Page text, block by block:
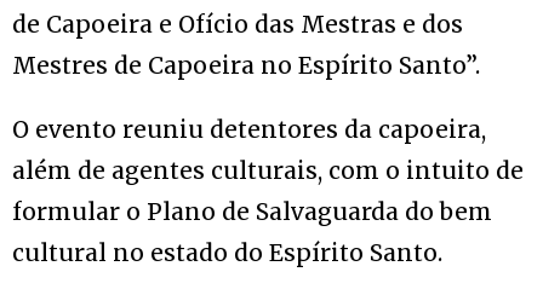
de Capoeira e Ofício das Mestras e dos
Mestres de Capoeira no Espírito Santo”.
O evento reuniu detentores da capoeira,
além de agentes culturais, com o intuito de
formular o Plano de Salvaguarda do bem
cultural no estado do Espírito Santo.